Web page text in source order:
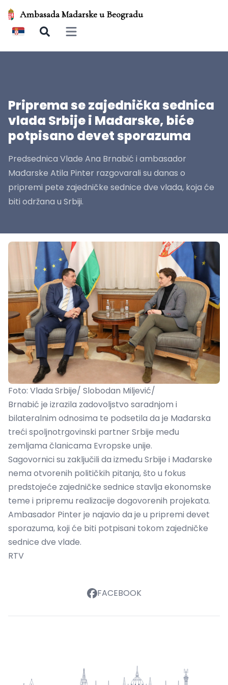
Ambasada Madarske u Beogradu
Open main menu
Priprema se zajednička sednica
vlada Srbije i Mađarske, biće
potpisano devet sporazuma
Predsednica Vlade Ana Brnabić i ambasador
Mađarske Atila Pinter razgovarali su danas o
pripremi pete zajedničke sednice dve vlada, koja će
biti održana u Srbiji.
Foto: Vlada Srbije/ Slobodan Miljević/
Brnabić je izrazila zadovoljstvo saradnjom i
bilateralnim odnosima te podsetila da je Mađarska
treći spoljnotrgovinski partner Srbije među
zemljama članicama Evropske unije.
Sagovornici su zaključili da između Srbije i Mađarske
nema otvorenih političkih pitanja, što u fokus
predstojeće zajedničke sednice stavlja ekonomske
teme i pripremu realizacije dogovorenih projekata.
Ambasador Pinter je najavio da je u pripremi devet
sporazuma, koji će biti potpisani tokom zajedničke
sednice dve vlade.
RTV
FACEBOOK